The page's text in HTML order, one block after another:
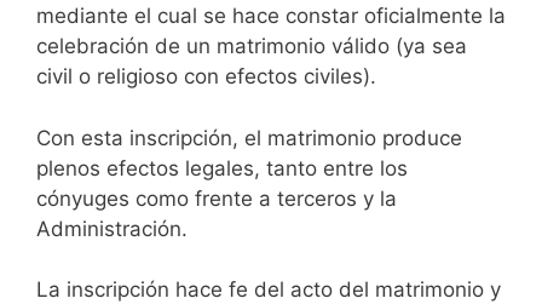
mediante el cual se hace constar oficialmente la
celebración de un matrimonio válido (ya sea
civil o religioso con efectos civiles).
Con esta inscripción, el matrimonio produce
plenos efectos legales, tanto entre los
cónyuges como frente a terceros y la
Administración.
La inscripción hace fe del acto del matrimonio y